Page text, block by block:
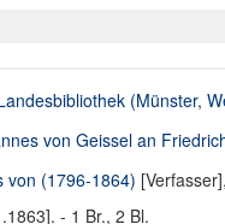
(Münster,
von Geissel an
von (1796-1864)
- 1 Br., 2 Bl.